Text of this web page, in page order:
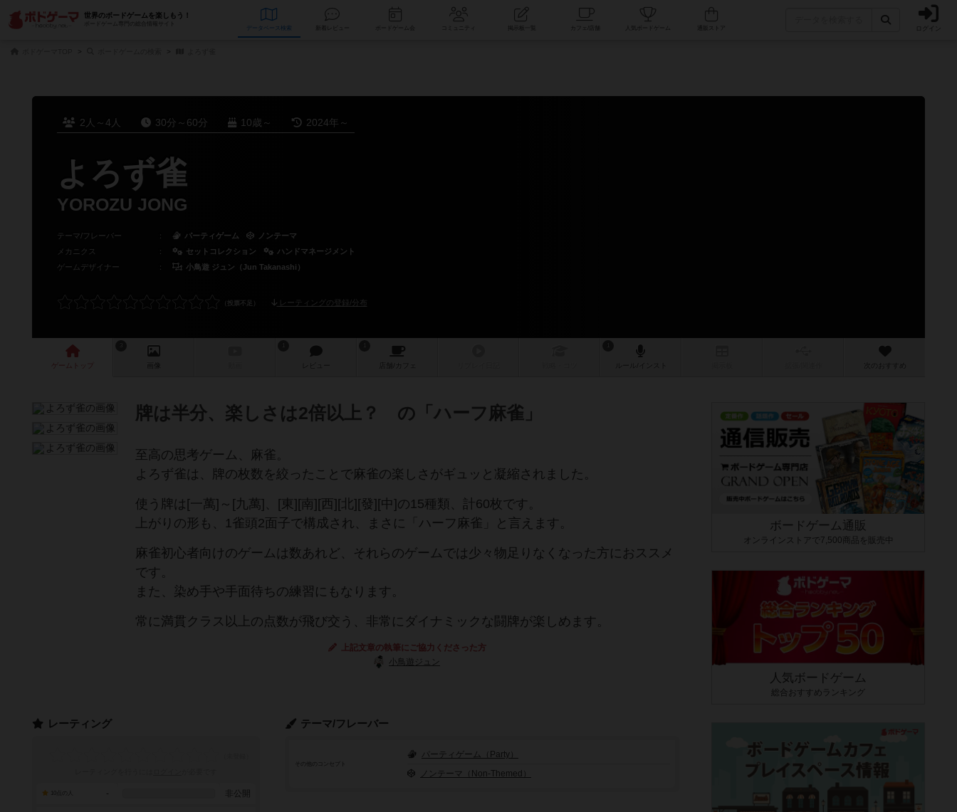
世界のボードゲームを楽しもう！
ボードゲーム専門の総合情報サイト
データベース コミュニティ 人気ボードゲーム ログイン
2人～4人 30分～60分 10歳～ 2024年～
よろず雀
YOROZU JONG
テーマ/フレーバー ： パーティゲーム
ノンテーマ
メカニクス
： セットコレクション
ハンドマネージメント
ゲームデザイナー
： 小鳥遊 ジュン（Jun Takanashi）
レーティングの登録/分布
ゲーム 画像 レビュー 店舗/ カフェ 次のおすすめ
牌は半分、楽しさは2倍以上？ の「ハーフ麻雀」
至高の思考ゲーム、麻雀。
よろず雀は、牌の枚数を絞ったことで麻雀の楽しさがギュッと凝縮されました。
使う牌は[一萬]～[九萬]、[東][南][西][北][發][中]の15種類、計60枚です。
上がりの形も、1雀頭2面子で構成され、まさに「ハーフ麻雀」と言えます。
麻雀初心者向けのゲームは数あれど、それらのゲームでは少々物足りなくなった方におススメ
です。
また、染め手や手面待ちの練習にもなります。
常に満貫クラス以上の点数が飛び交う、非常にダイナミックな闘牌が楽しめます。
上記文章の執筆にご協力くださった方
小鳥遊ジュン
テーマ/フレーバー
その他のコンセプト
パーティゲーム（Party）
ノンテーマ（Non-Themed）
レーティング
- 非公開
ボードゲーム通販
オンラインストアで7,500商品を販売中
人気ボードゲーム
総合おすすめランキング